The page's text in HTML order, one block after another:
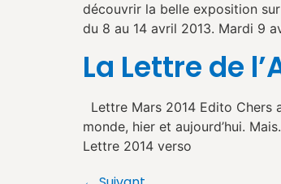
découvrir la belle exposition sur
du 8 au 14 avril 2013. Mardi 9
La Lettre de
Lettre Mars 2014 Edito Chers
monde, hier et
Lettre 2014 verso